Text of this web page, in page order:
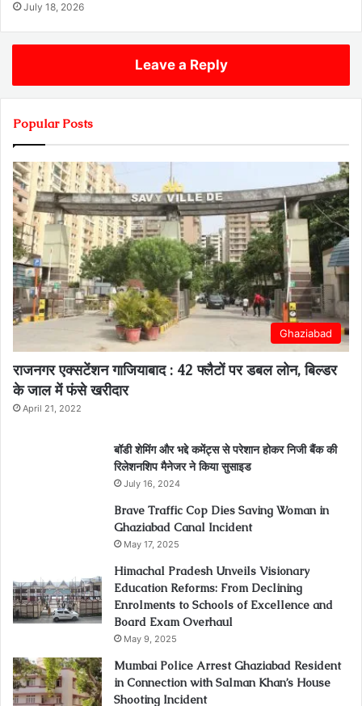
July 18, 2026
Leave a Reply
Popular Posts
Ghaziabad
राजनगर एक्सटेंशन गाजियाबाद : 42 फ्लैटों पर डबल लोन, बिल्डर
के जाल में फंसे खरीदार
April 21, 2022
बॉडी शेमिंग और भद्दे कमेंट्स से परेशान होकर निजी बैंक की
रिलेशनशिप मैनेजर ने किया सुसाइड
July 16, 2024
Brave Traffic Cop Dies Saving Woman in
Ghaziabad Canal Incident
May 17, 2025
Himachal Pradesh Unveils Visionary
Education Reforms: From Declining
Enrolments to Schools of Excellence and
Board Exam Overhaul
May 9, 2025
Mumbai Police Arrest Ghaziabad Resident
in Connection with Salman Khan’s House
Shooting Incident